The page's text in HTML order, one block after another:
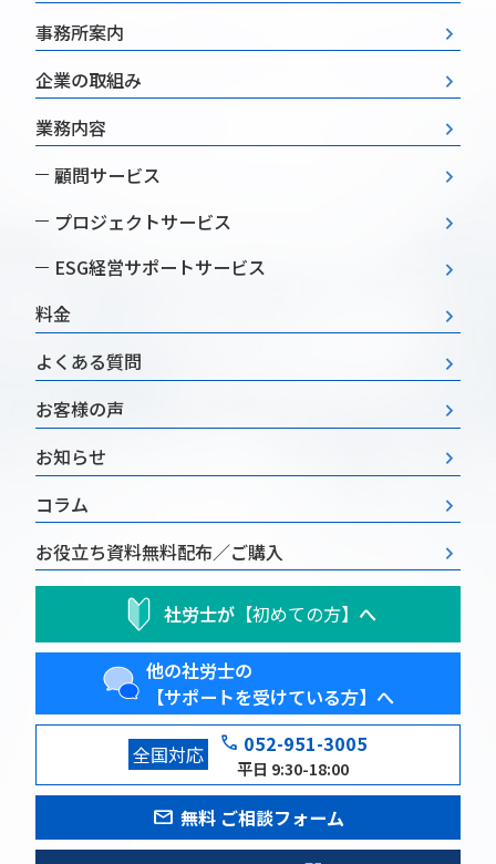
事務所案内
企業の取組み
業務内容
顧問サービス
プロジェクトサービス
ESG経営サポートサービス
料金
よくある質問
お客様の声
お知らせ
コラム
お役立ち資料無料配布／ご購入
社労士が【初めての方】 へ
他の社労士の
【サポートを受けている方】へ
全国対応 phone 052-951-3005
平日 9:30-18:00
mail 無料 ご相談フォーム